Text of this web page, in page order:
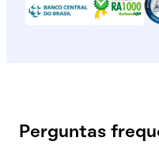
Perguntas